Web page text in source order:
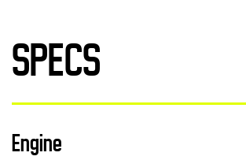
SPECS
Engine